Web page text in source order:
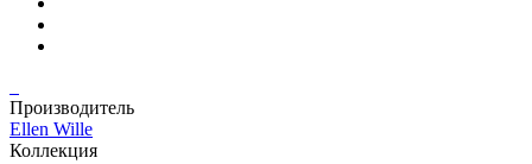
Производитель
Ellen Wille
Коллекция